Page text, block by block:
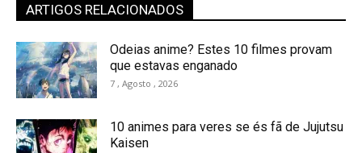
ARTIGOS RELACIONADOS
Odeias anime? Estes 10 filmes provam
que estavas enganado
7 , Agosto , 2026
10 animes para veres se és fã de Jujutsu
Kaisen